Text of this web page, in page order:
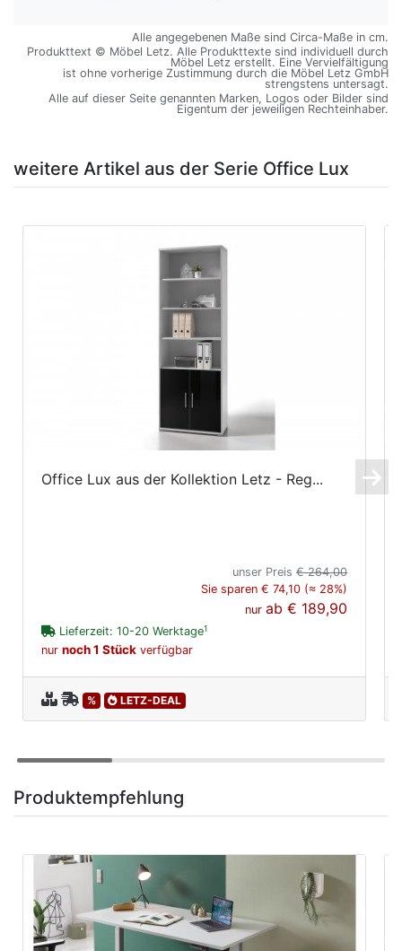
Alle angegebenen Maße sind Circa-Maße in cm.
Produkttext © Möbel Letz. Alle Produkttexte sind individuell durch
Möbel Letz erstellt. Eine Vervielfältigung
ist ohne vorherige Zustimmung durch die Möbel Letz GmbH
strengstens untersagt.
Alle auf dieser Seite genannten Marken, Logos oder Bilder sind
Eigentum der jeweiligen Rechteinhaber.
weitere Artikel aus der Serie Office Lux
Office Lux aus der Kollektion Letz - Reg...
unser Preis€ 264,00
Sie sparen € 74,10 (≈ 28%)
nurab€ 189,90
Lieferzeit: 10-20 Werktage1
nur noch 1 Stück verfügbar
% LETZ-DEAL
Produktempfehlung